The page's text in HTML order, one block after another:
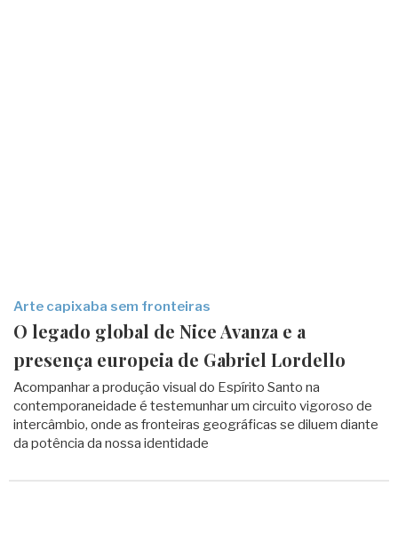
Arte capixaba sem fronteiras
O legado global de Nice Avanza e a
presença europeia de Gabriel Lordello
Acompanhar a produção visual do Espírito Santo na
contemporaneidade é testemunhar um circuito vigoroso de
intercâmbio, onde as fronteiras geográficas se diluem diante
da potência da nossa identidade